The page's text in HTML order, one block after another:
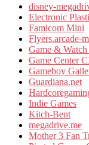
disney-
Electronic
Famicom Mini
Flyers.arcade-
Game &
Game Center
Gameboy
Guardiana.net
Indie Games
Kitch-Bent
megadrive.me
Mother 3 Fan